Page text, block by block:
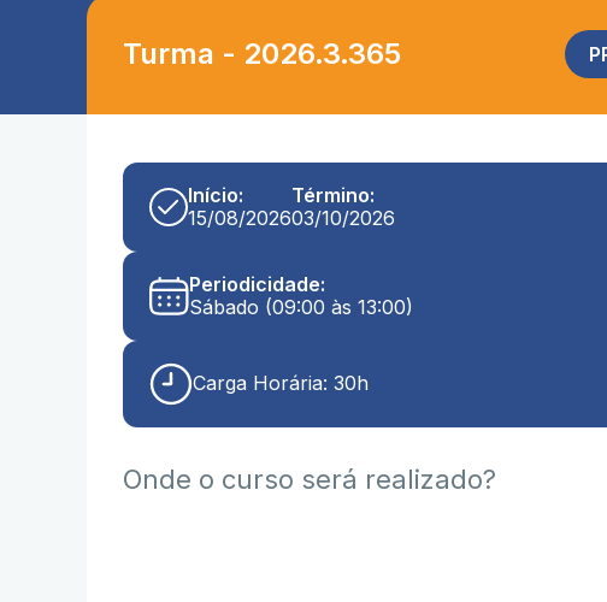
Turma - 2026.3.365
Início:
15/08/2026
Término:
03/10/2026
Periodicidade:
Sábado (09:00 às 13:00)
Carga Horária: 30h
Onde o curso será realizado?